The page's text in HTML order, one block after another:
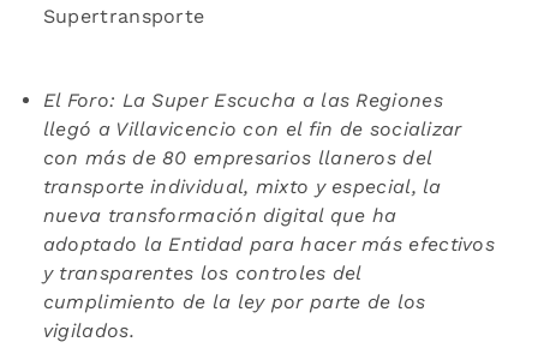
Supertransporte
El Foro: La Super Escucha a las Regiones
llegó a Villavicencio con el fin de socializar
con más de 80 empresarios llaneros del
transporte individual, mixto y especial, la
nueva transformación digital que ha
adoptado la Entidad para hacer más efectivos
y transparentes los controles del
cumplimiento de la ley por parte de los
vigilados.